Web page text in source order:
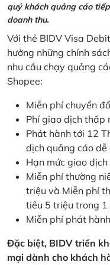
quý khách quảng cáo
doanh thu.
Với thẻ BIDV Visa
hưởng những chính
nhu cầu chạy quảng
Shopee:
Miễn phí chuyển
Phí giao dịch thấp
Phát hành tới 12
dịch quảng cáo dễ
Hạn mức giao
Miễn phí thường
triệu và Miễn phí
tiêu 5 triệu trong
Miễn phí phát
Đặc biệt, BIDV triển
mại dành cho khách